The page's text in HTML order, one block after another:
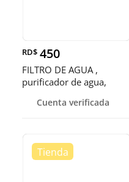
RD$ 450
FILTRO DE AGUA ,
purificador de agua,
Cuenta verificada